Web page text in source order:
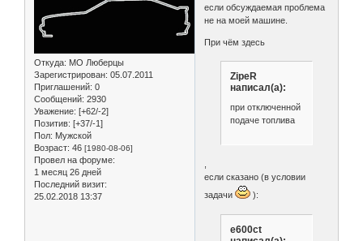
Откуда: МО Люберцы
Зарегистрирован: 05.07.2011
Приглашений: 0
Сообщений: 2930
Уважение: [+62/-2]
Позитив: [+37/-1]
Пол: Мужской
Возраст: 46 [1980-08-06]
Провел на форуме:
1 месяц 26 дней
Последний визит:
25.02.2018 13:37
если обсуждаемая проблема
не на моей машине.
При чём здесь
ZipeR
написал(а):
при отключенной
подаче топлива
если сказано (в условии
задачи
):
e600ct